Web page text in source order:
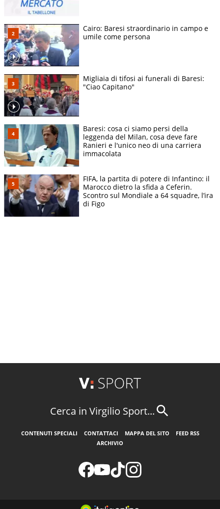
Cairo: Baresi straordinario in campo e
umile come persona
Migliaia di tifosi ai funerali di Baresi:
"Ciao Capitano"
Baresi: cosa ci siamo persi della
leggenda del Milan, cosa deve fare
Ranieri e l'unico neo di una carriera
immacolata
FIFA, la partita di potere di Infantino: il
Marocco dietro la sfida a Ceferin.
Scontro sul Mondiale a 64 squadre, l’ira
di Figo
Cerca in Virgilio Sport...
CONTENUTI SPECIALI CONTATTACI MAPPA DEL SITO
FEED RSS
ARCHIVIO